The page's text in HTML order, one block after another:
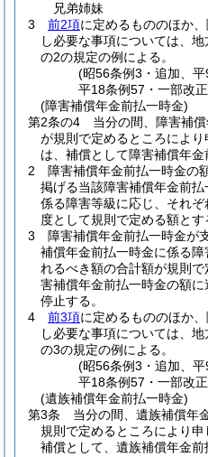
兄弟姉妹
3
前2項に定めるもののほか
し必要な事項については、
の2の規定の例による。
(昭56条例3・追加、平
平18条例57・一部改
(障害補償年金前払一時金)
第2条の4
当分の間、障害補
が規則で定めるところによ
は、補償として障害補償年金
2
障害補償年金前払一時金の
掲げる当該障害補償年金前
係る障害等級に応じ、それぞ
度として規則で定める額とす
3
障害補償年金前払一時金が
補償年金前払一時金に係る
れるべき額の合計額が規則
害補償年金前払一時金の額
停止する。
4
前3項に定めるもののほか
し必要な事項については、
の3の規定の例による。
(昭56条例3・追加、平
平18条例57・一部改
(遺族補償年金前払一時金)
第3条
当分の間、遺族補償年
規則で定めるところにより申
補償として、遺族補償年金前